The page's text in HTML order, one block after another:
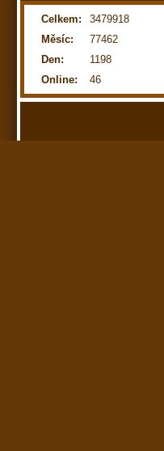
Online: 46
Celkem:
3479918
Měsíc:
77462
Den:
1198